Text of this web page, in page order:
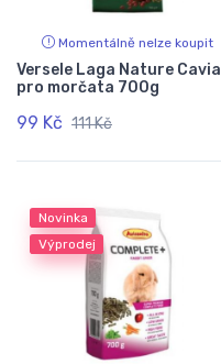
Momentálně nelze koupit
Versele Laga Nature Cavia
pro morčata 700g
99 Kč 111 Kč
Novinka
Výprodej